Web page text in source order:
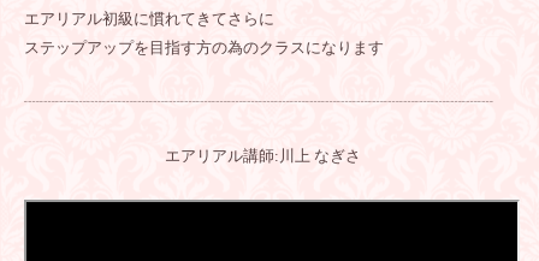
エアリアル初級に慣れてきてさらに
ステップアップを目指す方の為のクラスになります
┈┈┈┈┈┈┈┈┈┈┈┈┈┈┈┈┈┈┈┈┈┈┈┈┈┈┈┈┈┈
エアリアル講師:川上 なぎさ